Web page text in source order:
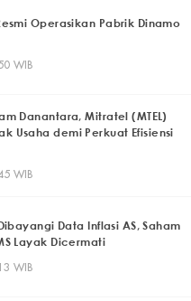
Operasikan Pabrik Dinamo
WIB
Danantara, Mitratel (MTEL)
Usaha demi Perkuat Efisiensi
WIB
Data Inflasi AS, Saham
Layak Dicermati
WIB